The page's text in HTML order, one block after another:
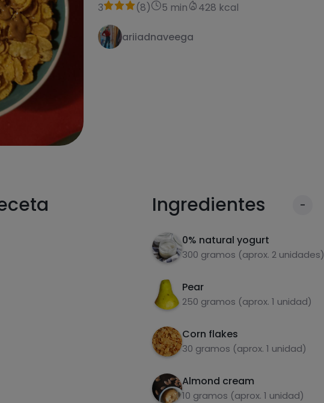
3 (8) 5 min 428 kcal
ariiadnaveega
Ingredientes -
0% natural yogurt
300 gramos (aprox. 2 unidades)
Pear
250 gramos (aprox. 1 unidad)
Corn flakes
30 gramos (aprox. 1 unidad)
Almond cream
10 gramos (aprox. 1 unidad)